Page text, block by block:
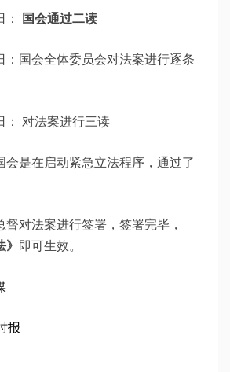
国会通过二读
国会全体委员会对法案进行逐条
对法案进行三读
会是在启动紧急立法程序，通过了
对法案进行签署，签署完毕，
即可生效。
报